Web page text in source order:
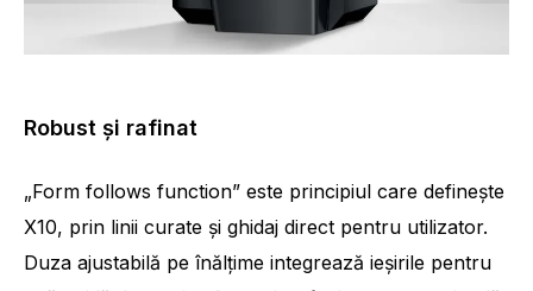
Robust și rafinat
„Form follows function” este principiul care definește
X10, prin linii curate și ghidaj direct pentru utilizator.
Duza ajustabilă pe înălțime integrează ieșirile pentru